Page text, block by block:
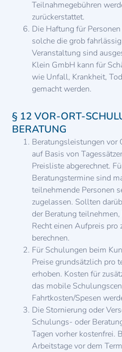
Teilnahmegebühren
zurückerstattet.
Die Haftung für
solche die grob
Veranstaltung sind
Klein GmbH kann für
wie Unfall, Krankheit,
gemacht werden.
§ 12 VOR-ORT-
BERATUNG
Beratungsleistungen vor
auf Basis von
Preisliste abgerechnet.
Beratungstermine sind
teilnehmende Personen
zugelassen. Sollten
der Beratung
Recht einen Aufpreis pro
berechnen.
Für Schulungen beim
Preise grundsätzlich pro
erhoben. Kosten für
das mobile
Fahrtkosten/Spesen
Die Stornierung oder
Schulungs- oder
Tagen vorher kostenfrei.
Arbeitstage vor dem